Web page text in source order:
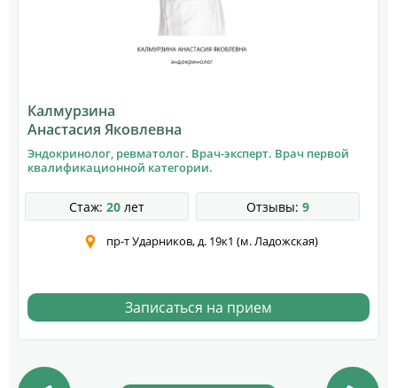
Калмурзина
Анастасия Яковлевна
Эндокринолог, ревматолог. Врач-эксперт. Врач первой
квалификационной категории.
Стаж: 20лет Отзывы: 9
пр-т Ударников, д. 19к1 (м. Ладожская)
Записаться на прием